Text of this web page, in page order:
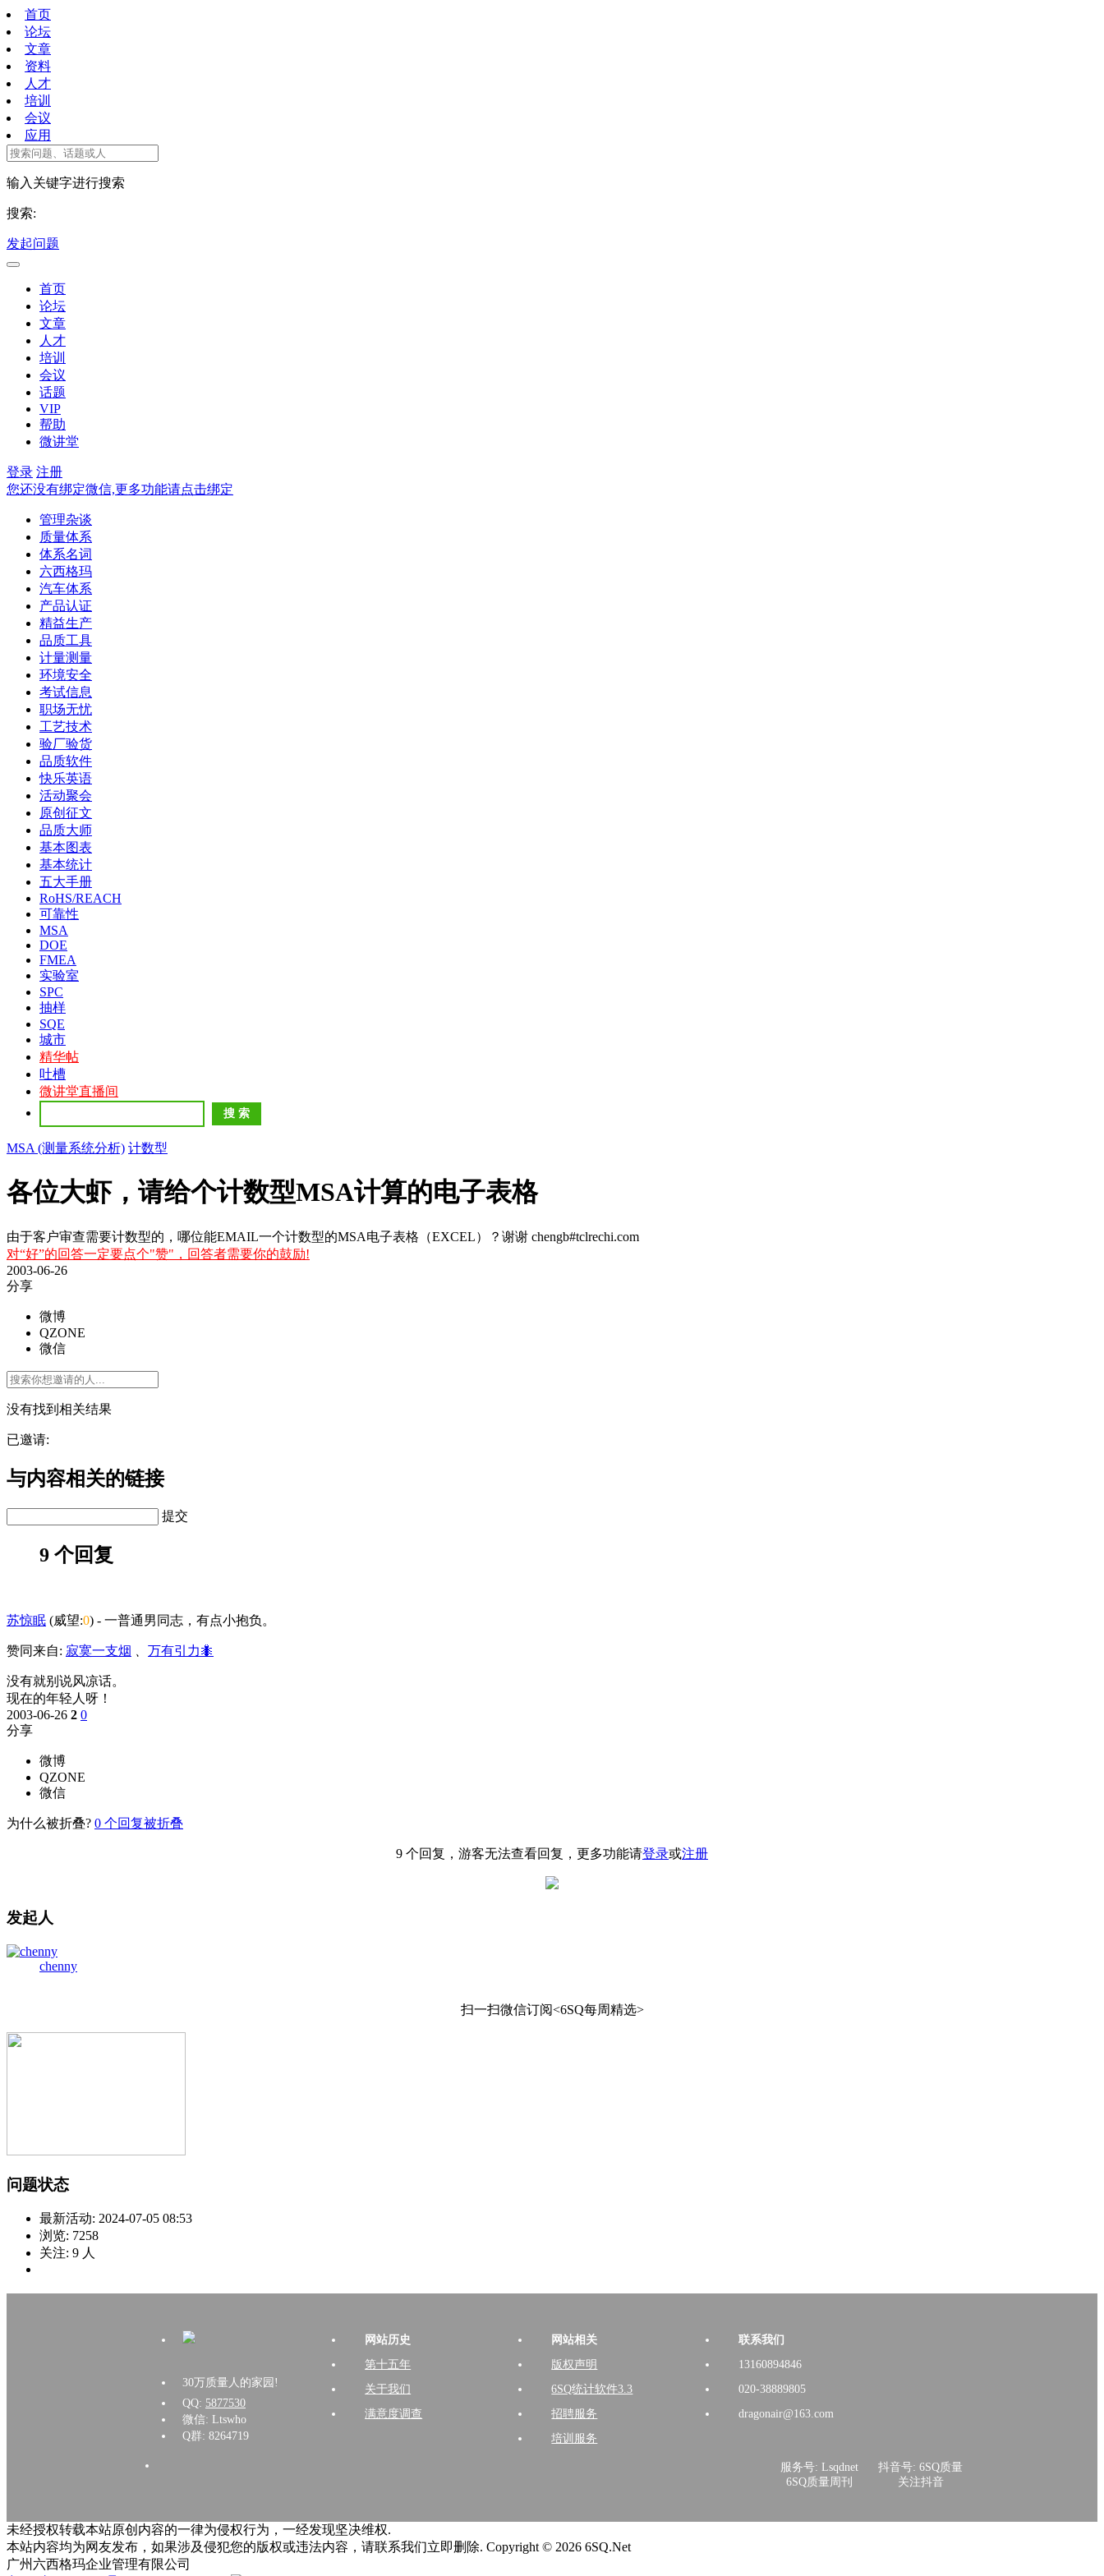
首页
论坛
文章
资料
人才
培训
会议
应用
输入关键字进行搜索
搜索:
发起问题
首页
论坛
文章
人才
培训
会议
话题
VIP
帮助
微讲堂
登录 注册
您还没有绑定微信,更多功能请点击绑定
管理杂谈
质量体系
体系名词
六西格玛
汽车体系
产品认证
精益生产
品质工具
计量测量
环境安全
考试信息
职场无忧
工艺技术
验厂验货
品质软件
快乐英语
活动聚会
原创征文
品质大师
基本图表
基本统计
五大手册
RoHS/REACH
可靠性
MSA
DOE
FMEA
实验室
SPC
抽样
SQE
城市
精华帖
吐槽
微讲堂直播间
MSA (测量系统分析) 计数型
各位大虾，请给个计数型MSA计算的电子表格
由于客户审查需要计数型的，哪位能EMAIL一个计数型的MSA电子表格（EXCEL）？谢谢 chengb#tclrechi.com
对“好”的回答一定要点个"赞"，回答者需要你的鼓励!
2003-06-26
分享
微博
QZONE
微信
没有找到相关结果
已邀请:
与内容相关的链接
提交
9 个回复
苏惊眠 (威望:0) - 一普通男同志，有点小抱负。
赞同来自: 寂寞一支烟 、 万有引力🐜
没有就别说风凉话。
现在的年轻人呀！
2003-06-26 2 0
分享
微博
QZONE
微信
为什么被折叠? 0 个回复被折叠
9 个回复，游客无法查看回复，更多功能请登录或注册
发起人
chenny
扫一扫微信订阅<6SQ每周精选>
问题状态
最新活动: 2024-07-05 08:53
浏览: 7258
关注: 9 人
30万质量人的家园!
QQ: 5877530
微信: Ltswho
Q群: 8264719
网站历史
第十五年
关于我们
满意度调查
网站相关
版权声明
6SQ统计软件3.3
招聘服务
培训服务
联系我们
13160894846
020-38889805
dragonair@163.com
服务号: Lsqdnet
6SQ质量周刊
抖音号: 6SQ质量
关注抖音
未经授权转载本站原创内容的一律为侵权行为，一经发现坚决维权.
本站内容均为网友发布，如果涉及侵犯您的版权或违法内容，请联系我们立即删除. Copyright © 2026 6SQ.Net
广州六西格玛企业管理有限公司